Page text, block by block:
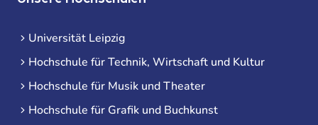
Universität Leipzig
Hochschule für Technik, Wirtschaft und Kultur
Hochschule für Musik und Theater
Hochschule für Grafik und Buchkunst